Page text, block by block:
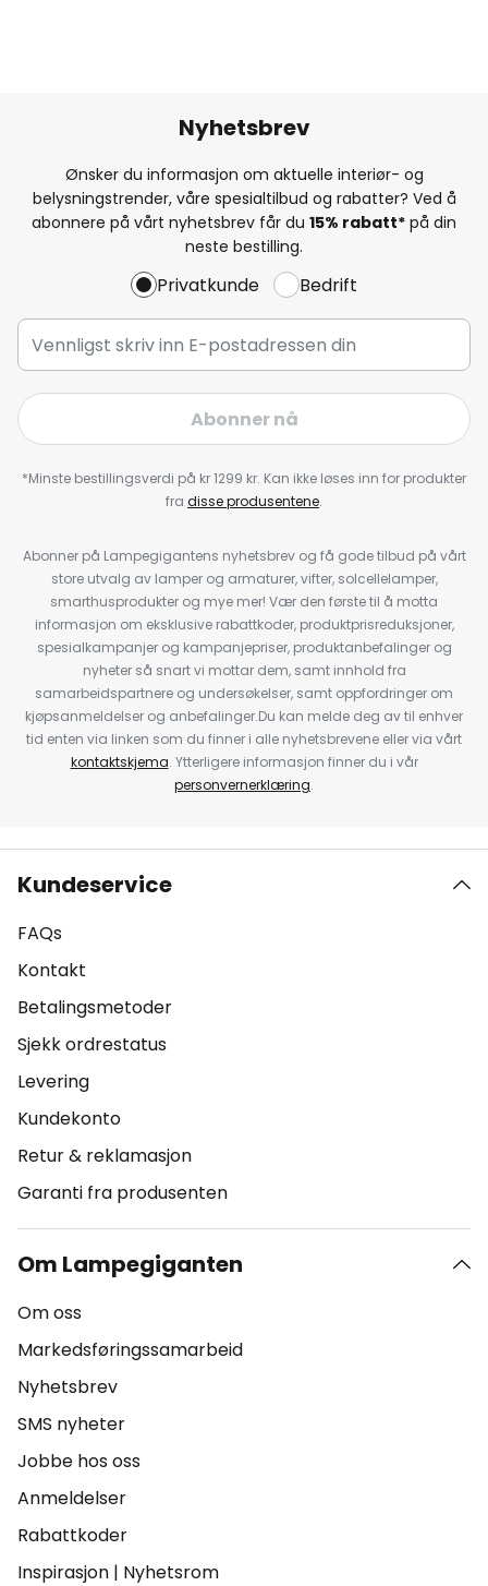
Nyhetsbrev
Ønsker du informasjon om aktuelle interiør- og
belysningstrender, våre spesialtilbud og rabatter? Ved å
abonnere på vårt nyhetsbrev får du 15% rabatt* på din
neste bestilling.
Privatkunde Bedrift
Abonner nå
*Minste bestillingsverdi på kr 1299 kr. Kan ikke løses inn for produkter
fra disse produsentene.
Abonner på Lampegigantens nyhetsbrev og få gode tilbud på vårt
store utvalg av lamper og armaturer, vifter, solcellelamper,
smarthusprodukter og mye mer! Vær den første til å motta
informasjon om eksklusive rabattkoder, produktprisreduksjoner,
spesialkampanjer og kampanjepriser, produktanbefalinger og
nyheter så snart vi mottar dem, samt innhold fra
samarbeidspartnere og undersøkelser, samt oppfordringer om
kjøpsanmeldelser og anbefalinger.Du kan melde deg av til enhver
tid enten via linken som du finner i alle nyhetsbrevene eller via vårt
kontaktskjema. Ytterligere informasjon finner du i vår
personvernerklæring.
Kundeservice
FAQs
Kontakt
Betalingsmetoder
Sjekk ordrestatus
Levering
Kundekonto
Retur & reklamasjon
Garanti fra produsenten
Om Lampegiganten
Om oss
Markedsføringssamarbeid
Nyhetsbrev
SMS nyheter
Jobbe hos oss
Anmeldelser
Rabattkoder
Inspirasjon | Nyhetsrom